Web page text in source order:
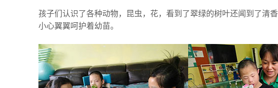
孩子们认识了各种动物，昆虫，花，看到了翠绿的树叶还闻到了清
小心翼翼呵护着幼苗。